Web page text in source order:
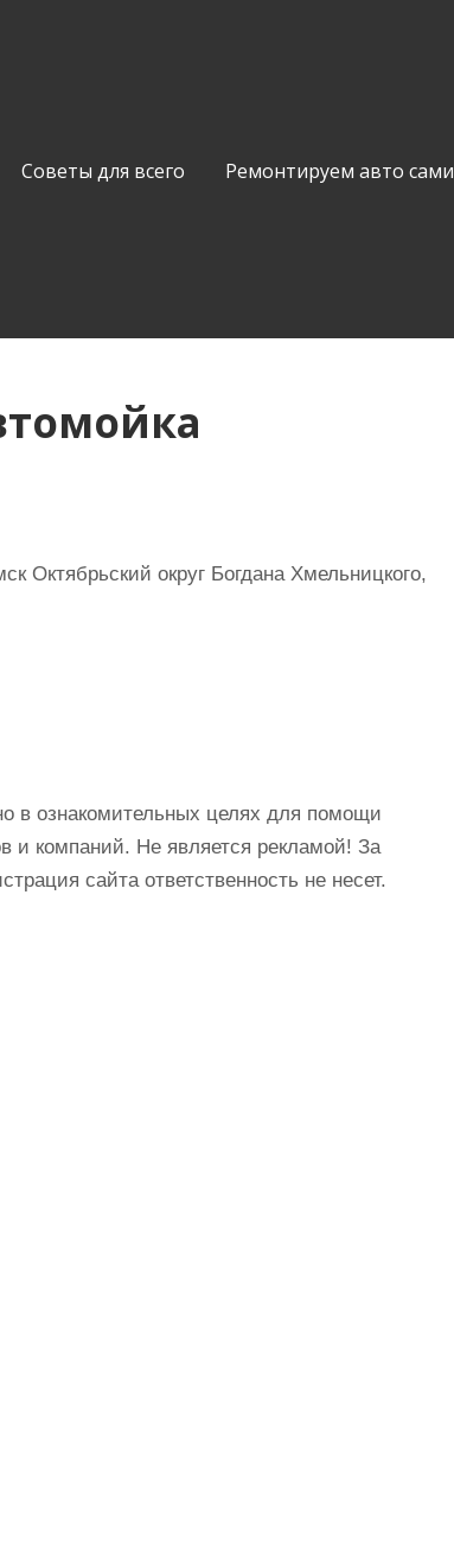
Советы для всего Ремонтируем авто сами
Октябрьский округ Богдана Хмельницкого,
в ознакомительных целях для помощи
и компаний. Не является рекламой! За
сайта ответственность не несет.